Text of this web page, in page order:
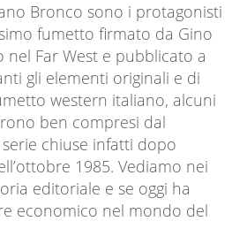
Bronco sono i protagonisti
fumetto firmato da Gino
nel Far West e pubblicato a
gli elementi originali e di
western italiano, alcuni
ben compresi dal
chiuse infatti dopo
1985. Vediamo nei
editoriale e se oggi ha
economico nel mondo del